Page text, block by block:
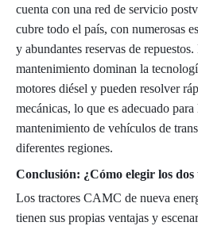
cuenta con una red de servicio
cubre todo el país, con numerosas
y abundantes reservas de
mantenimiento dominan la
motores diésel y pueden resolver
mecánicas, lo que es adecuado
mantenimiento de vehículos de
diferentes regiones.
Conclusión: ¿Cómo elegir los dos
Los tractores CAMC de nueva
tienen sus propias ventajas y